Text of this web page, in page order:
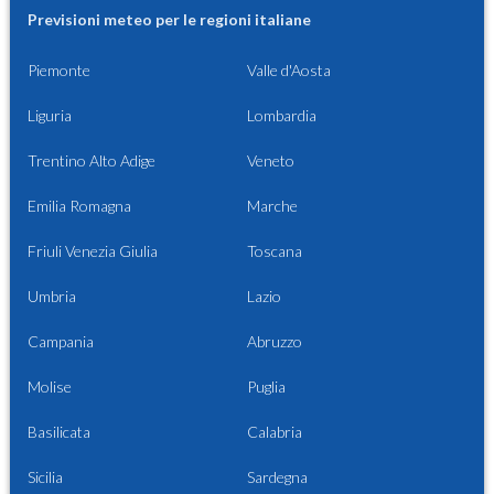
Previsioni meteo per le regioni italiane
Piemonte Valle d'Aosta
Liguria Lombardia
Trentino Alto Adige Veneto
Emilia Romagna Marche
Friuli Venezia Giulia Toscana
Umbria Lazio
Campania Abruzzo
Molise Puglia
Basilicata Calabria
Sicilia Sardegna